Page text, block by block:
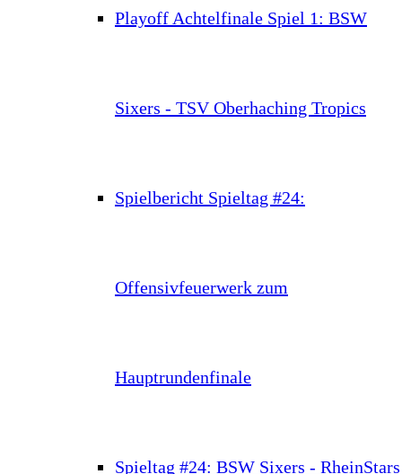
Playoff Achtelfinale Spiel 1: BSW
Sixers - TSV Oberhaching Tropics
Spielbericht Spieltag #24:
Offensivfeuerwerk zum
Hauptrundenfinale
Spieltag #24: BSW Sixers - RheinStars